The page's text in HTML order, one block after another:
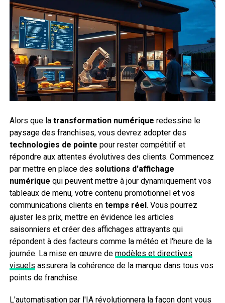
Alors que la transformation numérique redessine le
paysage des franchises, vous devrez adopter des
technologies de pointe pour rester compétitif et
répondre aux attentes évolutives des clients. Commencez
par mettre en place des solutions d'affichage
numérique qui peuvent mettre à jour dynamiquement vos
tableaux de menu, votre contenu promotionnel et vos
communications clients en temps réel. Vous pourrez
ajuster les prix, mettre en évidence les articles
saisonniers et créer des affichages attrayants qui
répondent à des facteurs comme la météo et l'heure de la
journée. La mise en œuvre de modèles et directives
visuels assurera la cohérence de la marque dans tous vos
points de franchise.
L'automatisation par l'IA révolutionnera la façon dont vous